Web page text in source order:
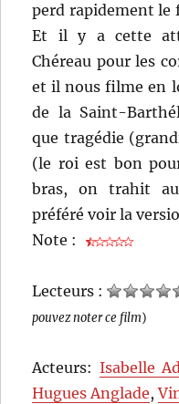
perd rapidement le
Et il y a cette
Chéreau pour les
et il nous filme en
de la Saint-
que tragédie
(le roi est bon
bras, on trahit au
préféré voir la
Note :
Lecteurs :
pouvez noter ce film)
Acteurs: Isabelle
Hugues Anglade,